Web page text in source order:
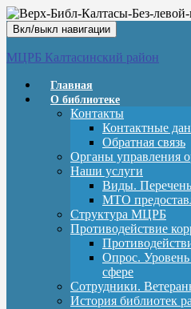
Вкл/выкл навигации
МЦРБ Калтасинский район
Главная
О библиотеке
Контакты
Контактные
Обратная связь
Органы управления
Наши услуги
Виды.
МТО
Структура МЦРБ
Противодействие
Опрос.
сфере
Сотрудники.
История библиотек